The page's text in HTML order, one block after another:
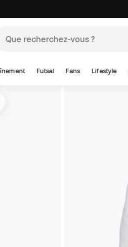
Futsal Fans Lifestyle